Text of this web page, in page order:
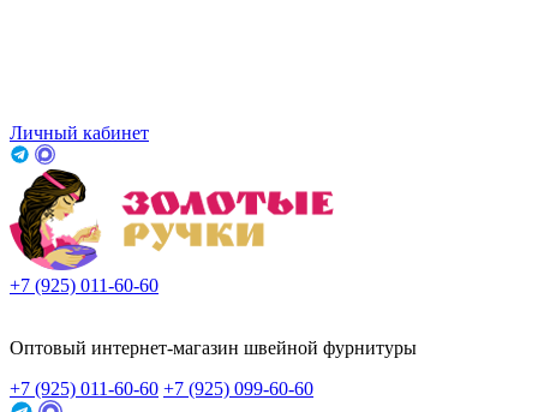
Личный кабинет
+7 (925) 011-60-60
Оптовый интернет-магазин швейной фурнитуры
+7 (925) 011-60-60 +7 (925) 099-60-60